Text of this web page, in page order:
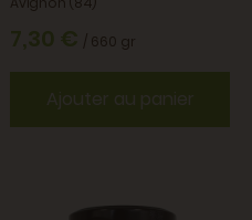
7,30 € / 660 gr
Ajouter au panier